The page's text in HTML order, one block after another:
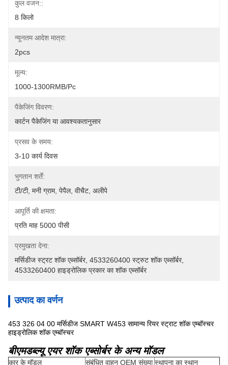
कुल वजन::
8 किलो
न्यूनतम आदेश मात्रा:
2pcs
मूल्य:
1000-1300RMB/Pc
पैकेजिंग विवरण:
कार्टन पैकेजिंग या आवश्यकतानुसार
प्रसव के समय:
3-10 कार्य दिवस
भुगतान शर्तें:
टी/टी, मनी ग्राम, पेपैल, वीचैट, अलीपे
आपूर्ति की क्षमता:
प्रति माह 5000 पीसी
प्रमुखता देना:
मर्सिडीज स्ट्रट शॉक एब्सॉर्बर, 4533260400 स्ट्रुट शॉक एब्सॉर्बर,
4533260400 हाइड्रोलिक प्रकार का शॉक एब्सॉर्बर
उत्पाद का वर्णन
453 326 04 00 मर्सिडीज SMART W453 सामान्य रियर स्ट्राट शॉक एम्बॉस्चर
हाइड्रोलिक शॉक एम्बॉस्चर
बीएमडब्ल्यू एयर शॉक एब्सोर्बर के अन्य मॉडल
कार के मॉडल संबंधित वाहन OEM संख्या स्थापना का स्थान